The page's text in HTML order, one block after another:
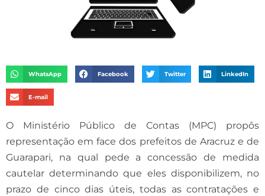
WhatsApp Facebook Twitter LinkedIn
E-mail
O Ministério Público de Contas (MPC) propôs
representação em face dos prefeitos de Aracruz e de
Guarapari, na qual pede a concessão de medida
cautelar determinando que eles disponibilizem, no
prazo de cinco dias úteis, todas as contratações e